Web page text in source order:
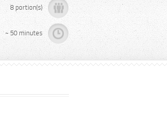
8 portion(s)
~ 50 minutes